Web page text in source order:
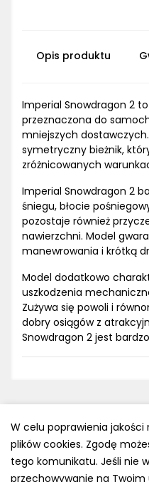
Opis produktu
Imperial Snowdragon 2
przeznaczona do
mniejszych
symetryczny bieżnik,
zróżnicowanych
Imperial Snowdragon 2
śniegu, błocie
pozostaje również
nawierzchni. Model
manewrowania i krótką
Model dodatkowo
uszkodzenia
Zużywa się powoli i
dobry osiągów z
Snowdragon 2 jest
Polityka prywatności
W celu poprawienia jakości
plików cookies. Zgodę
tego komunikatu. Jeśli nie
przechowywanie na